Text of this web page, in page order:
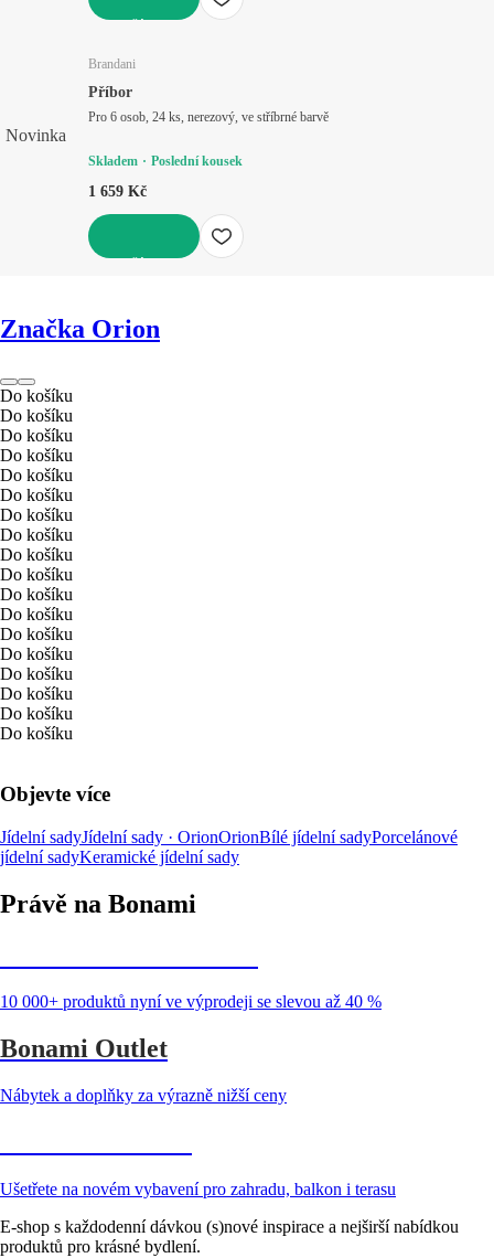
Novinka
Brandani
Příbor
Pro 6 osob, 24 ks, nerezový, ve stříbrné barvě
Skladem Poslední kousek
1 659 Kč
Značka Orion
Do košíku
Do košíku
Do košíku
Do košíku
Do košíku
Do košíku
Do košíku
Do košíku
Do košíku
Do košíku
Do košíku
Do košíku
Do košíku
Do košíku
Do košíku
Do košíku
Do košíku
Do košíku
Objevte více
Jídelní sadyJídelní sady · OrionOrionBílé jídelní sadyPorcelánové
jídelní sadyKeramické jídelní sady
Právě na Bonami
10 000+ produktů nyní ve výprodeji se slevou až 40 %
Bonami Outlet
Nábytek a doplňky za výrazně nižší ceny
Ušetřete na novém vybavení pro zahradu, balkon i terasu
E-shop s každodenní dávkou (s)nové inspirace a nejširší nabídkou
produktů pro krásné bydlení.